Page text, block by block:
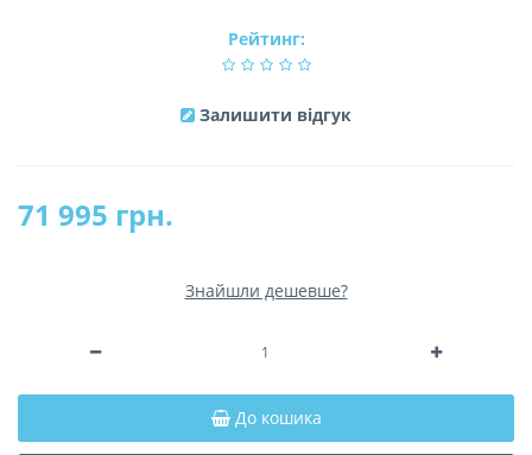
Рейтинг:
Залишити відгук
71 995 грн.
Знайшли дешевше?
До кошика